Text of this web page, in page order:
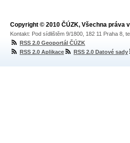
Copyright © 2010 ČÚZK, Všechna práva
Kontakt: Pod sídlištěm 9/1800, 182 11 Praha 8,
RSS 2.0 Geoportál ČÚZK
RSS 2.0 Aplikace
RSS 2.0 Datové sady